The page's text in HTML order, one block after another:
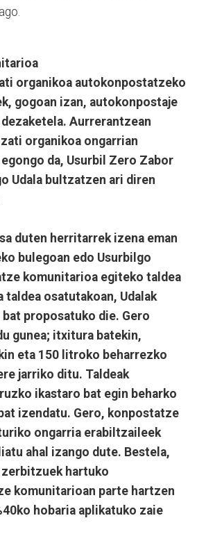
organikoa autokonpostatzeko
gogoan izan, autokonpostaje
Aurrerantzean
organikoa ongarrian
da, Usurbil Zero Zabor
Udala bultzatzen ari diren
duten herritarrek izena eman
bulegoan edo Usurbilgo
komunitarioa egiteko taldea
taldea osatutakoan, Udalak
proposatuko die. Gero
gunea; itxitura batekin,
eta 150 litroko beharrezko
jarriko ditu. Taldeak
ikastaro bat egin beharko
izendatu. Gero, konpostatze
ongarria erabiltzaileek
ahal izango dute. Bestela,
hartuko
komunitarioan parte hartzen
hobaria aplikatuko zaie